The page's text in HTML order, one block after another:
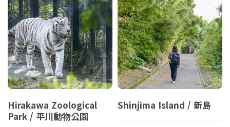
Hirakawa Zoological
Park / 平川動物公園
Shinjima Island / 新島